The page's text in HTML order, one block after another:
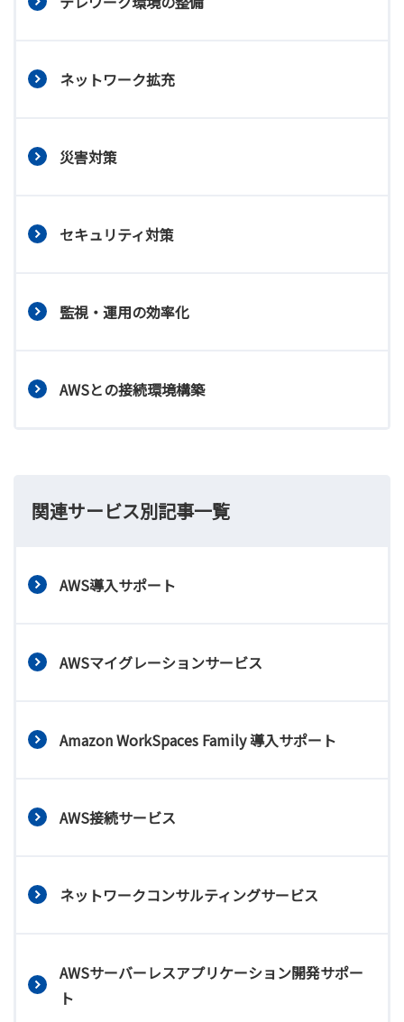
ネットワーク拡充
災害対策
セキュリティ対策
監視・運用の効率化
AWSとの接続環境構築
関連サービス別記事一覧
AWS導入サポート
AWSマイグレーションサービス
Amazon WorkSpaces Family 導入サポート
AWS接続サービス
ネットワークコンサルティングサービス
AWSサーバーレスアプリケーション開発サポー
ト